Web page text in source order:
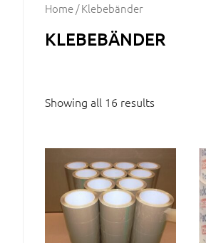
Home/ Klebebänder
KLEBEBÄNDER
Showing all 16 results